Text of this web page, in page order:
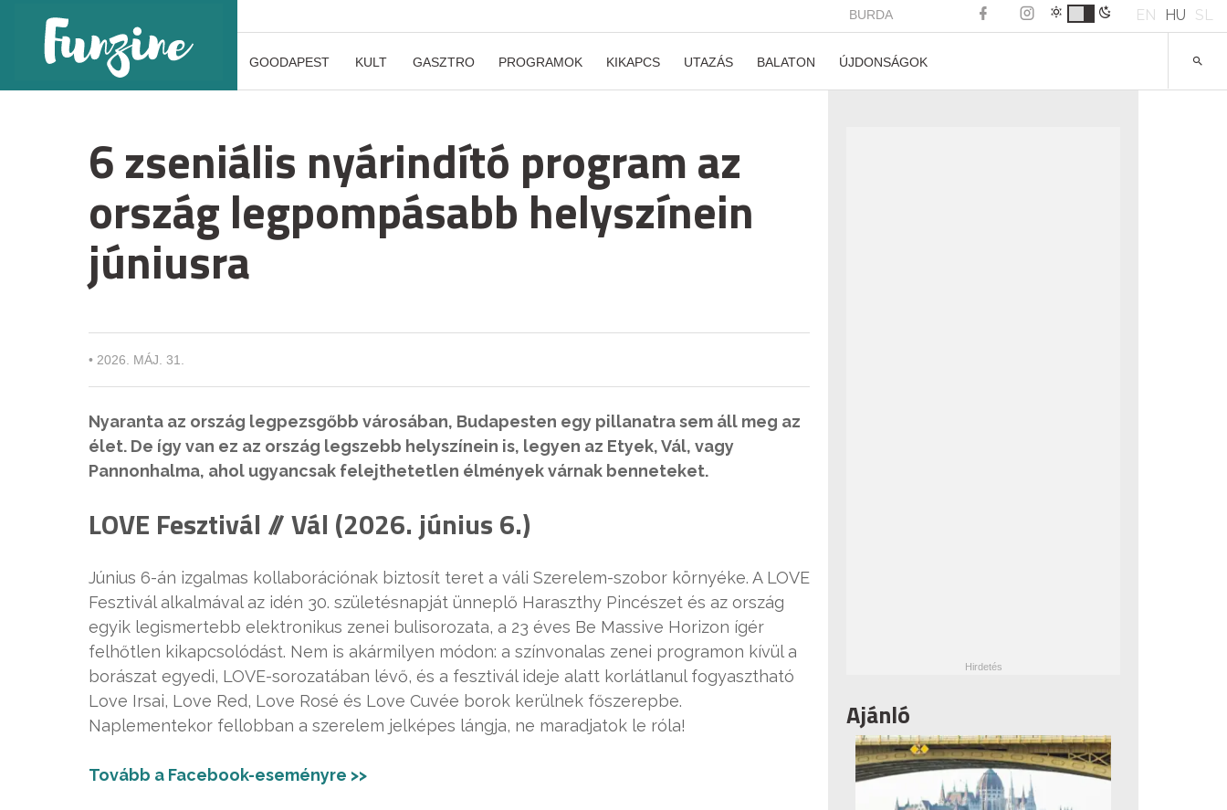
BURDA EN HU SL
GOODAPEST KULT GASZTRO PROGRAMOK KIKAPCS UTAZÁS BALATON ÚJDONSÁGOK
6 zseniális nyárindító program az
ország legpompásabb helyszínein
júniusra
• 2026. MÁJ. 31.
Nyaranta az ország legpezsgőbb városában, Budapesten egy pillanatra sem áll meg az
élet. De így van ez az ország legszebb helyszínein is, legyen az Etyek, Vál, vagy
Pannonhalma, ahol ugyancsak felejthetetlen élmények várnak benneteket.
LOVE Fesztivál // Vál (2026. június 6.)
Június 6-án izgalmas kollaborációnak biztosít teret a váli Szerelem-szobor környéke. A LOVE
Fesztivál alkalmával az idén 30. születésnapját ünneplő Haraszthy Pincészet és az ország
egyik legismertebb elektronikus zenei bulisorozata, a 23 éves Be Massive Horizon ígér
felhőtlen kikapcsolódást. Nem is akármilyen módon: a színvonalas zenei programon kívül a
borászat egyedi, LOVE-sorozatában lévő, és a fesztivál ideje alatt korlátlanul fogyasztható
Love Irsai, Love Red, Love Rosé és Love Cuvée borok kerülnek főszerepbe.
Naplementekor fellobban a szerelem jelképes lángja, ne maradjatok le róla!
Tovább a Facebook-eseményre >>
Ajánló